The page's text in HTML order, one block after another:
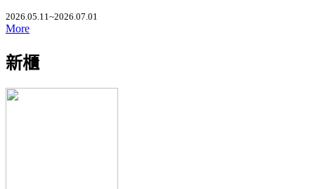
2026.05.11~2026.07.01
More
新櫃